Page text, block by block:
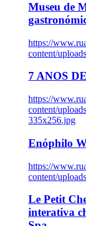
Museu de
https://
content/
7 ANOS
https://
content/
335x256.jpg
Enóphilo
https://
content/
Le Petit
interativa